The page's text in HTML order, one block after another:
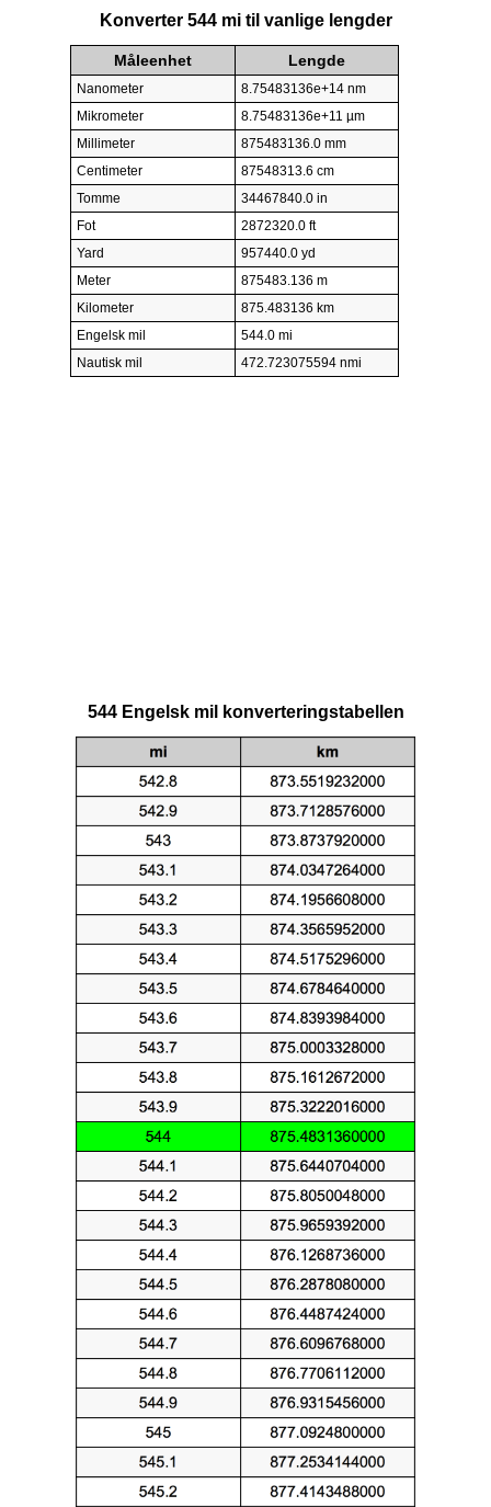
Konverter 544 mi til vanlige lengder
Måleenhet Lengde
Nanometer
8.75483136e+14 nm
Mikrometer
8.75483136e+11 µm
Millimeter
875483136.0 mm
Centimeter
87548313.6 cm
Tomme
34467840.0 in
Fot
2872320.0 ft
Yard
957440.0 yd
Meter
875483.136 m
Kilometer
875.483136 km
Engelsk mil
544.0 mi
Nautisk mil
472.723075594 nmi
544 Engelsk mil konverteringstabellen